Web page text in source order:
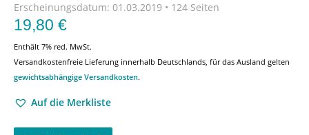
Erscheinungsdatum: 01.03.2019 • 124 Seiten
19,80 €
Enthält 7% red. MwSt.
Versandkostenfreie Lieferung innerhalb Deutschlands, für das Ausland gelten
gewichtsabhängige Versandkosten.
Auf die Merkliste